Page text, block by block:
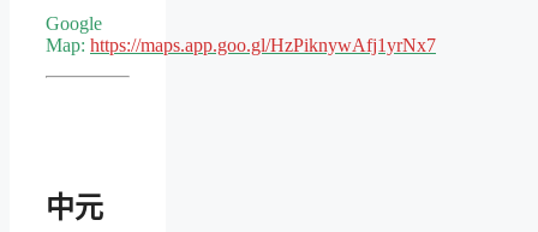
Google
Map: https://maps.app.goo.gl/HzPiknywAfj1yrNx7
中元